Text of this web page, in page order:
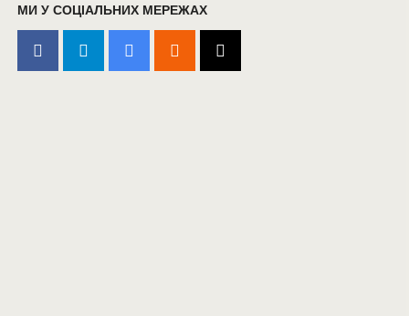
МИ У СОЦІАЛЬНИХ МЕРЕЖАХ